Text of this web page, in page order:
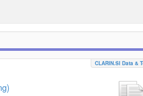
CLARIN.SI Data &